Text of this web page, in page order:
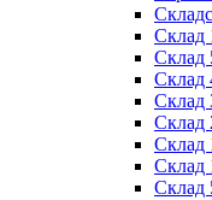
Склад
Склад
Склад
Склад
Склад
Склад
Склад
Склад